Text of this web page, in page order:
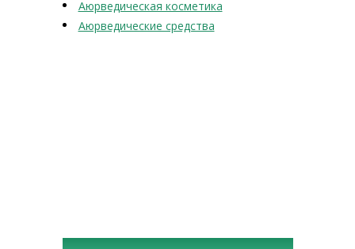
Аюрведическая косметика
Аюрведические средства